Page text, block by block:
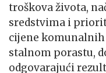
troškova života,
sredstvima i
cijene komunalnih
stalnom porastu,
odgovarajući